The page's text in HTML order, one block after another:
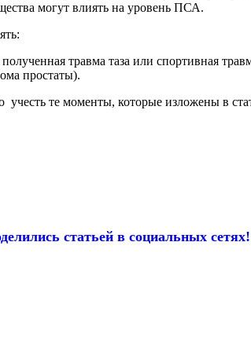
могут влиять на уровень ПСА.
травма таза или спортивная
простаты).
учесть те моменты, которые изложены в
статьей в социальных сетях!